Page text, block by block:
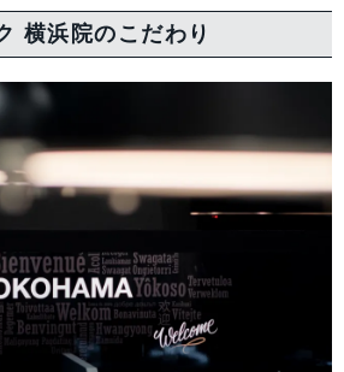
横浜院のこだわり
県 和歌山県
県
県 香川県 愛媛県
長崎県